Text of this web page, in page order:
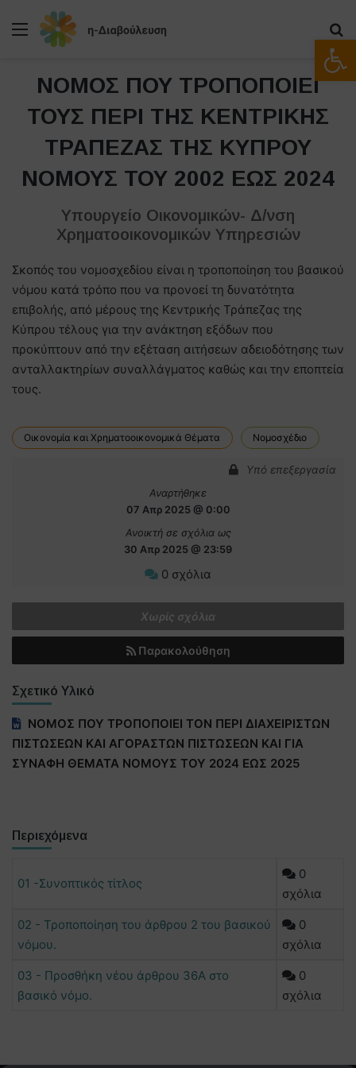
Μενού
ΝΟΜΟΣ ΠΟΥ ΤΡΟΠΟΠΟΙΕΙ
ΤΟΥΣ ΠΕΡΙ ΤΗΣ ΚΕΝΤΡΙΚΗΣ
ΤΡΑΠΕΖΑΣ ΤΗΣ ΚΥΠΡΟΥ
ΝΟΜΟΥΣ ΤΟΥ 2002 ΕΩΣ 2024
Υπουργείο Οικονομικών- Δ/νση
Χρηματοοικονομικών Υπηρεσιών
Σκοπός του νομοσχεδίου είναι η τροποποίηση του βασικού
νόμου κατά τρόπο που να προνοεί τη δυνατότητα
επιβολής, από μέρους της Κεντρικής Τράπεζας της
Κύπρου τέλους για την ανάκτηση εξόδων που
προκύπτουν από την εξέταση αιτήσεων αδειοδότησης των
ανταλλακτηρίων συναλλάγματος καθώς και την εποπτεία
τους.
Οικονομία και Χρηματοοικονομικά Θέματα Νομοσχέδιο
Υπό επεξεργασία
Αναρτήθηκε
07 Απρ 2025 @ 0:00
Ανοικτή σε σχόλια ως
30 Απρ 2025 @ 23:59
0 σχόλια
Χωρίς σχόλια
Παρακολούθηση
Σχετικό Υλικό
ΝΟΜΟΣ ΠΟΥ ΤΡΟΠΟΠΟΙΕΙ ΤΟN ΠΕΡΙ ΔΙΑΧΕΙΡΙΣΤΩΝ
ΠΙΣΤΩΣΕΩΝ ΚΑΙ ΑΓΟΡΑΣΤΩΝ ΠΙΣΤΩΣΕΩΝ ΚΑΙ ΓΙΑ
ΣΥΝΑΦΗ ΘΕΜΑΤΑ ΝΟΜΟΥΣ ΤΟΥ 2024 ΕΩΣ 2025
Περιεχόμενα
01 -Συνοπτικός τίτλος
0
σχόλια
02 - Τροποποίηση του άρθρου 2 του βασικού
νόμου.
0
σχόλια
03 - Προσθήκη νέου άρθρου 36Α στο
βασικό νόμο.
0
σχόλια